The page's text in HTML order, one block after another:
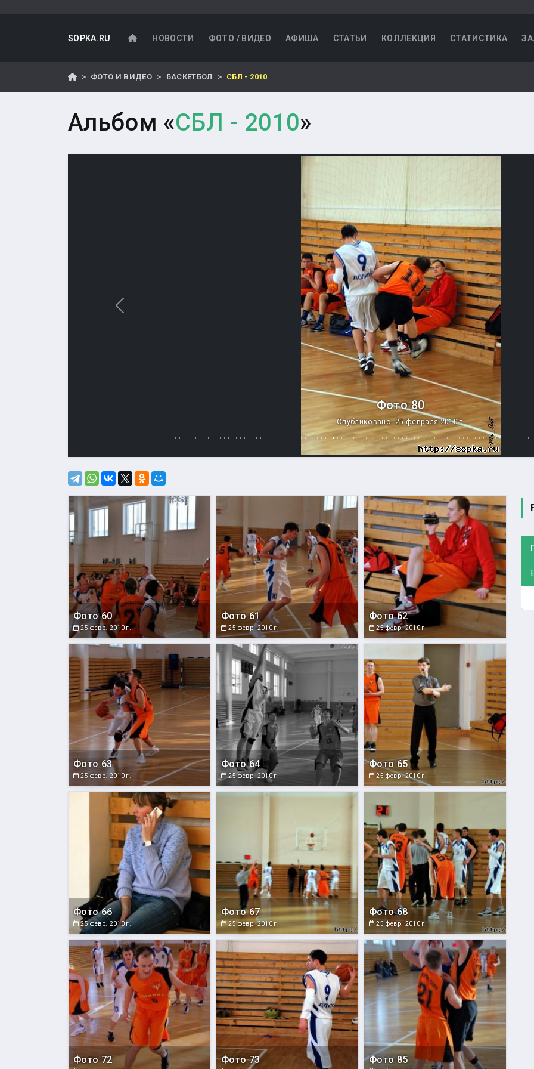
SOPKA.RU НОВОСТИ ФОТО / ВИДЕО АФИША СТАТЬИ КОЛЛЕКЦИЯ СТАТИСТИКА
ФОТО И ВИДЕО БАСКЕТБОЛ СБЛ - 2010
Альбом «СБЛ - 2010»
Фото 80
Опубликовано: 25 февраля 2010 г.
Назад
Фото 60
25 февр. 2010 г.
Фото 61
25 февр. 2010 г.
Фото 62
25 февр. 2010 г.
Фото 63
25 февр. 2010 г.
Фото 64
25 февр. 2010 г.
Фото 65
25 февр. 2010 г.
Фото 66
25 февр. 2010 г.
Фото 67
25 февр. 2010 г.
Фото 68
25 февр. 2010 г.
Фото 72 Фото 73 Фото 85